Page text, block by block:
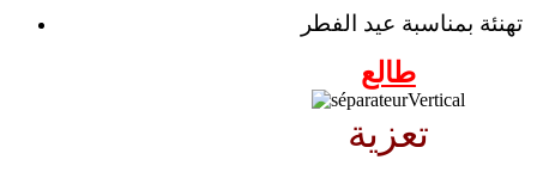
تهنئة بمناسبة عيد الفطر
طالع
تعزية